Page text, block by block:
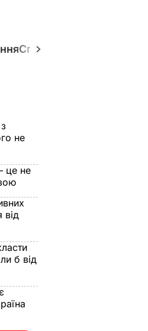
Спецпроєкти
не
це не
від
б від